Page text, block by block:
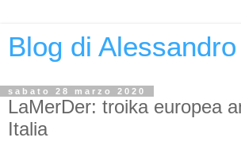
Blog di
sabato 28 marzo 2020
LaMerDer: troika europea
Italia